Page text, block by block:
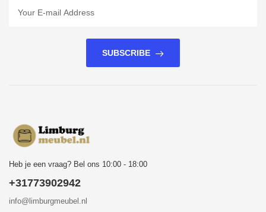
SUBSCRIBE
Heb je een vraag? Bel ons 10:00 - 18:00
+31773902942
info@limburgmeubel.nl